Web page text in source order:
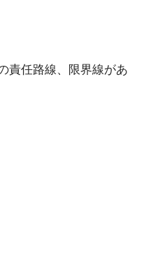
責任路線、限界線があ